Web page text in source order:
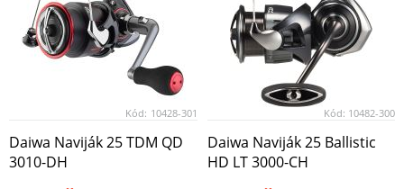
Kód: 10428-301
Daiwa Naviják 25 TDM QD
3010-DH
Kód: 10482-300
Daiwa Naviják 25 Ballistic
HD LT 3000-CH